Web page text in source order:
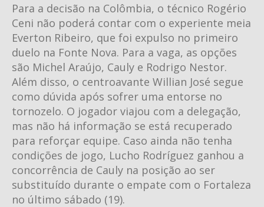
Para a decisão na Colômbia, o técnico Rogério
Ceni não poderá contar com o experiente meia
Everton Ribeiro, que foi expulso no primeiro
duelo na Fonte Nova. Para a vaga, as opções
são Michel Araújo, Cauly e Rodrigo Nestor.
Além disso, o centroavante Willian José segue
como dúvida após sofrer uma entorse no
tornozelo. O jogador viajou com a delegação,
mas não há informação se está recuperado
para reforçar equipe. Caso ainda não tenha
condições de jogo, Lucho Rodríguez ganhou a
concorrência de Cauly na posição ao ser
substituído durante o empate com o Fortaleza
no último sábado (19).